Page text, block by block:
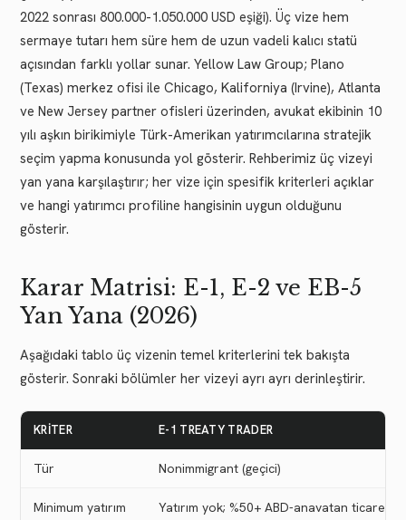
2022 sonrası 800.000-1.050.000 USD eşiği). Üç vize hem
sermaye tutarı hem süre hem de uzun vadeli kalıcı statü
açısından farklı yollar sunar. Yellow Law Group; Plano
(Texas) merkez ofisi ile Chicago, Kaliforniya (Irvine), Atlanta
ve New Jersey partner ofisleri üzerinden, avukat ekibinin 10
yılı aşkın birikimiyle Türk-Amerikan yatırımcılarına stratejik
seçim yapma konusunda yol gösterir. Rehberimiz üç vizeyi
yan yana karşılaştırır; her vize için spesifik kriterleri açıklar
ve hangi yatırımcı profiline hangisinin uygun olduğunu
gösterir.
Karar Matrisi: E-1, E-2 ve EB-5
Yan Yana (2026)
Aşağıdaki tablo üç vizenin temel kriterlerini tek bakışta
gösterir. Sonraki bölümler her vizeyi ayrı ayrı derinleştirir.
KRITER E-1 TREATY TRADER
Tür Nonimmigrant (geçici)
Minimum yatırım Yatırım yok; %50+ ABD-anavatan ticareti